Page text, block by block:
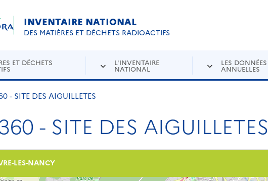
INVENTAIRE NATIONAL
DES MATIÈRES ET DÉCHETS RADIOACTIFS
ET DÉCHETS L'INVENTAIRE
NATIONAL
LES DONNÉES
ANNUELLES
- SITE DES AIGUILLETES
- SITE DES AIGUILLETES
LES-NANCY